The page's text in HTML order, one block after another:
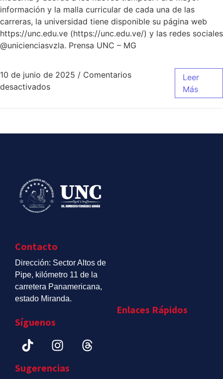
información y la malla curricular de cada una de las
carreras, la universidad tiene disponible su página web
https://unc.edu.ve (https://unc.edu.ve/) y las redes sociales
@unicienciasvzla. Prensa UNC – MG
10 de junio de 2025 / Comentarios
desactivados
Leer
Más
Contacto
Dirección: Sector Altos de
Pipe, kilómetro 11 de la
carretera Panamericana,
estado Miranda.
Síguenos
Sugerencias
Enlaces Rápidos